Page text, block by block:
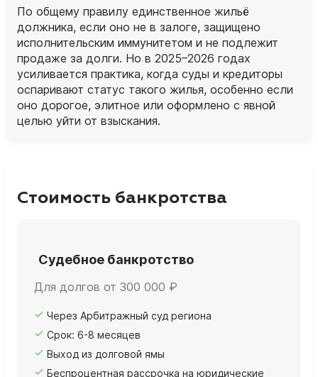
По общему правилу единственное жильё
должника, если оно не в залоге, защищено
исполнительским иммунитетом и не подлежит
продаже за долги. Но в 2025–2026 годах
усиливается практика, когда суды и кредиторы
оспаривают статус такого жилья, особенно если
оно дорогое, элитное или оформлено с явной
целью уйти от взыскания.
Стоимость банкротства
Судебное банкротство
Для долгов от 300 000 ₽
Через Арбитражный суд региона
Срок: 6-8 месяцев
Выход из долговой ямы
Беспроцентная рассрочка на юридические